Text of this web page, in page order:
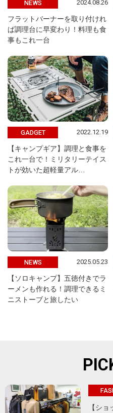
NEWS 2024.08.26
フラットバーナーを取り付けれ
ば調理台に早変わり！料理も食
事もこれ一台
GADGET 2022.12.19
【キャンプギア】調理と食事を
これ一台で！ミリタリーテイス
トが効いた超軽量アル…
NEWS 2025.05.23
【ソロキャンプ】五徳付きでラ
ーメンも作れる！調理できるミ
ニストーブと旅したい
【シ